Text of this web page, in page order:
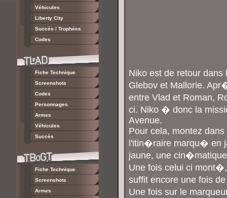
Véhicules
Liberty City
Succés / Trophées
Codes
Fiche Technique
Screenshots
Codes
Personnages
Armes
Véhicules
Succès
Fiche Technique
Screenshots
Armes
Niko est de retour
Glebov et Mallorie.
entre Vlad et Roman,
ci. Niko � donc la
Avenue.
Pour cela, montez
l'itin�raire marqu� en
jaune, une
Une fois celui ci
suffit encore une fois
Une fois sur le